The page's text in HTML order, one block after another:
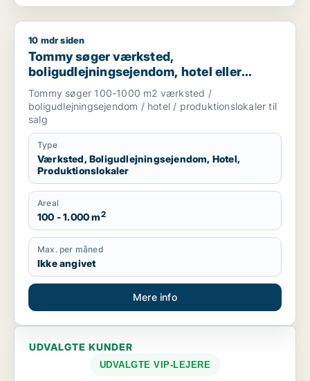
Tommy søger værksted, boligudlejningsejendom, hotel
10 mdr siden
Tommy søger værksted,
boligudlejningsejendom, hotel eller
produktionslokaler til salg i
Trekantsområdet
Tommy søger 100-1000 m2 værksted /
boligudlejningsejendom / hotel / produktionslokaler til
salg
Type
Værksted, Boligudlejningsejendom, Hotel,
Produktionslokaler
Areal
100 - 1.000 m2
Max. per måned
Ikke angivet
Mere info
UDVALGTE KUNDER
UDVALGTE VIP-LEJERE